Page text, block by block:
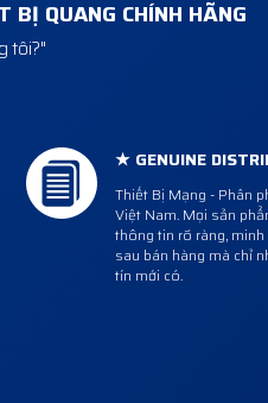
BỊ QUANG CHÍNH HÃNG
tôi?"
★ GENUINE
Thiết Bị Mạng - Phân
Việt Nam. Mọi sản
thông tin rõ ràng,
sau bán hàng mà chỉ
tín mới có.